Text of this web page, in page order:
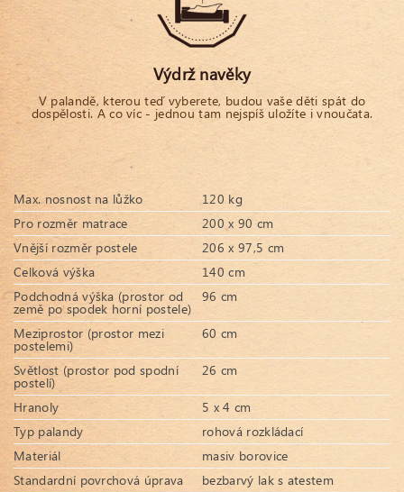
Výdrž navěky
V palandě, kterou teď vyberete, budou vaše děti spát do
dospělosti. A co víc - jednou tam nejspíš uložíte i vnoučata.
Max. nosnost na lůžko
120 kg
Pro rozměr matrace
200 x 90 cm
Vnější rozměr postele
206 x 97,5 cm
Celková výška
140 cm
Podchodná výška (prostor od
země po spodek horní postele)
96 cm
Meziprostor (prostor mezi
postelemi)
60 cm
Světlost (prostor pod spodní
postelí)
26 cm
Hranoly
5 x 4 cm
Typ palandy
rohová rozkládací
Materiál
masiv borovice
Standardní povrchová úprava
bezbarvý lak s atestem